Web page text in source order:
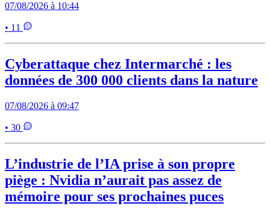
07/08/2026 à 10:44
• 11
Cyberattaque chez Intermarché : les
données de 300 000 clients dans la nature
07/08/2026 à 09:47
• 30
L’industrie de l’IA prise à son propre
piège : Nvidia n’aurait pas assez de
mémoire pour ses prochaines puces